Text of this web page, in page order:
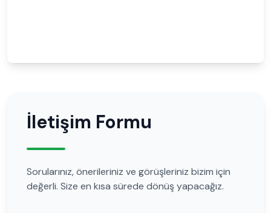
İletişim Formu
Sorularınız, önerileriniz ve görüşleriniz bizim için
değerli. Size en kısa sürede dönüş yapacağız.